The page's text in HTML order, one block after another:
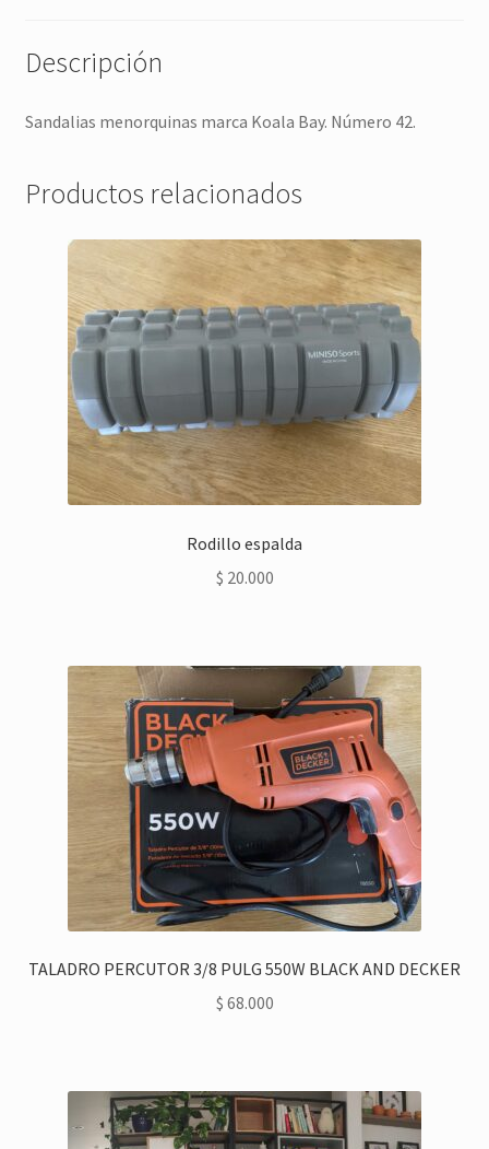
Descripción
Sandalias menorquinas marca Koala Bay. Número 42.
Productos relacionados
Rodillo espalda
$ 20.000
TALADRO PERCUTOR 3/8 PULG 550W BLACK AND DECKER
$ 68.000